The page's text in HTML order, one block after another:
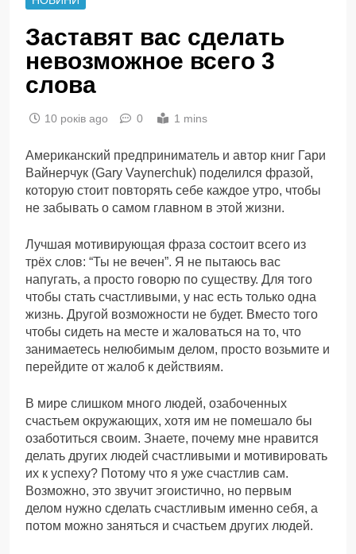
Заставят вас сделать
невозможное всего 3
слова
10 років ago 0 1 mins
Американский предприниматель и автор книг Гари
Вайнерчук (Gary Vaynerchuk) поделился фразой,
которую стоит повторять себе каждое утро, чтобы
не забывать о самом главном в этой жизни.
Лучшая мотивирующая фраза состоит всего из
трёх слов: “Ты не вечен”. Я не пытаюсь вас
напугать, а просто говорю по существу. Для того
чтобы стать счастливыми, у нас есть только одна
жизнь. Другой возможности не будет. Вместо того
чтобы сидеть на месте и жаловаться на то, что
занимаетесь нелюбимым делом, просто возьмите и
перейдите от жалоб к действиям.
В мире слишком много людей, озабоченных
счастьем окружающих, хотя им не помешало бы
озаботиться своим. Знаете, почему мне нравится
делать других людей счастливыми и мотивировать
их к успеху? Потому что я уже счастлив сам.
Возможно, это звучит эгоистично, но первым
делом нужно сделать счастливым именно себя, а
потом можно заняться и счастьем других людей.